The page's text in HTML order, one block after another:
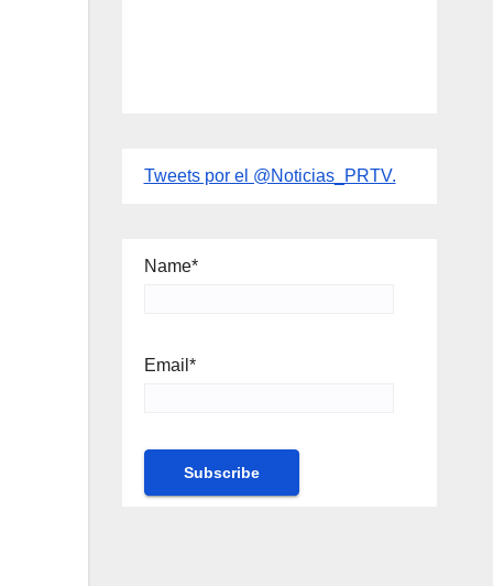
Tweets por el @Noticias_PRTV.
Name*
Email*